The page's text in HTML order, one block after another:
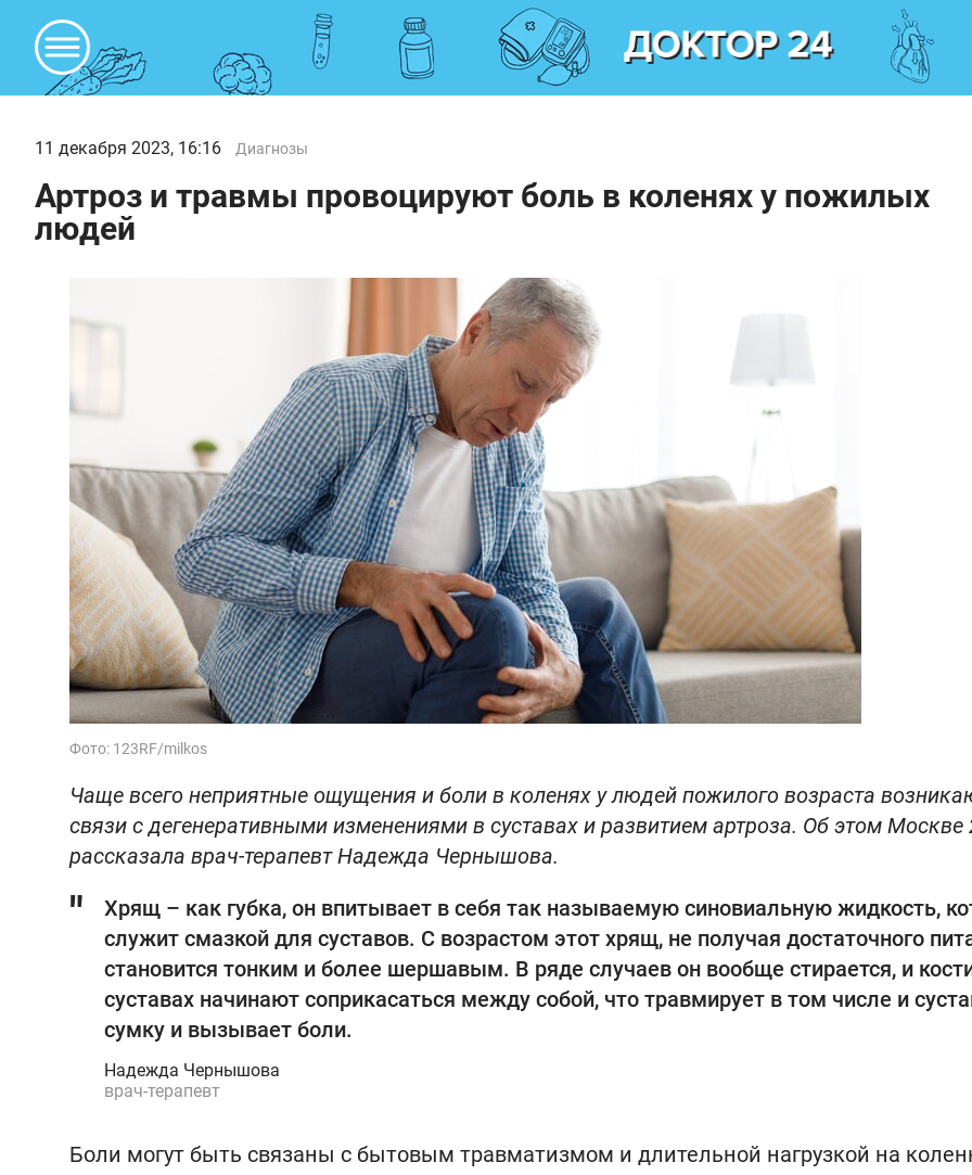
11 декабря 2023, 16:16 Диагнозы
Артроз и травмы провоцируют боль в коленях у пожилых
людей
Фото: 123RF/milkos
Чаще всего неприятные ощущения и боли в коленях у людей пожилого возраста
связи с дегенеративными изменениями в суставах и развитием артроза. Об этом Москве
рассказала врач-терапевт Надежда Чернышова.
Хрящ – как губка, он впитывает в себя так называемую синовиальную жидкость,
служит смазкой для суставов. С возрастом этот хрящ, не получая достаточного
становится тонким и более шершавым. В ряде случаев он вообще стирается, и
суставах начинают соприкасаться между собой, что травмирует в том числе и
сумку и вызывает боли.
Надежда Чернышова
врач-терапевт
Боли могут быть связаны с бытовым травматизмом и длительной нагрузкой на